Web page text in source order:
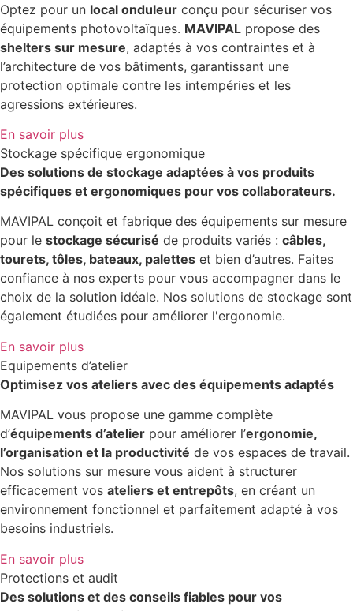
Optez pour un local onduleur conçu pour sécuriser vos
équipements photovoltaïques. MAVIPAL propose des
shelters sur mesure, adaptés à vos contraintes et à
l’architecture de vos bâtiments, garantissant une
protection optimale contre les intempéries et les
agressions extérieures.
En savoir plus
Stockage spécifique ergonomique
Des solutions de stockage adaptées à vos produits
spécifiques et ergonomiques pour vos collaborateurs.
MAVIPAL conçoit et fabrique des équipements sur mesure
pour le stockage sécurisé de produits variés : câbles,
tourets, tôles, bateaux, palettes et bien d’autres. Faites
confiance à nos experts pour vous accompagner dans le
choix de la solution idéale. Nos solutions de stockage sont
également étudiées pour améliorer l'ergonomie.
En savoir plus
Equipements d’atelier
Optimisez vos ateliers avec des équipements adaptés
MAVIPAL vous propose une gamme complète
d’équipements d’atelier pour améliorer l’ergonomie,
l’organisation et la productivité de vos espaces de travail.
Nos solutions sur mesure vous aident à structurer
efficacement vos ateliers et entrepôts, en créant un
environnement fonctionnel et parfaitement adapté à vos
besoins industriels.
En savoir plus
Protections et audit
Des solutions et des conseils fiables pour vos